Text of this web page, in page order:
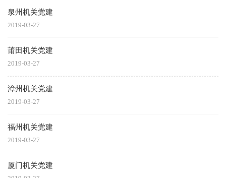
泉州机关党建
2019-03-27
莆田机关党建
2019-03-27
漳州机关党建
2019-03-27
福州机关党建
2019-03-27
厦门机关党建